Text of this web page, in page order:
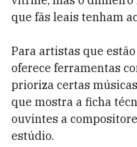
que fãs leais tenham
Para artistas que
oferece ferramentas
prioriza certas
que mostra a ficha
ouvintes a
estúdio.